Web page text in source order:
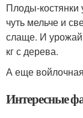
Плоды-костянки
чуть мельче и
слаще. И
кг с дерева.
А еще
Интересные